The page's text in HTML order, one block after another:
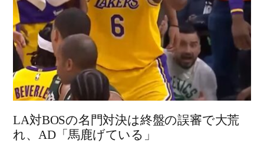
LA対BOSの名門対決は終盤の誤審で大荒
れ、AD「馬鹿げている」